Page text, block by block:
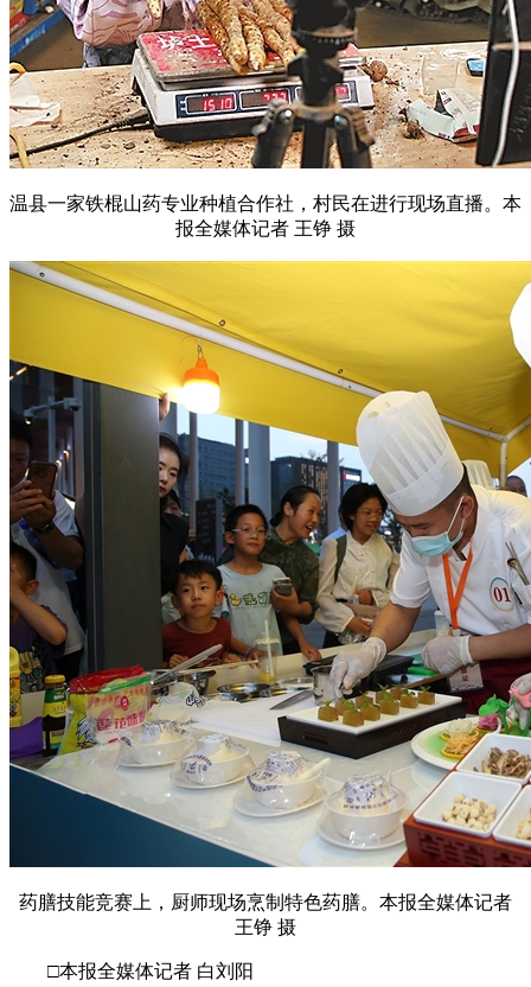
温县一家铁棍山药专业种植合作社，村民在进行现场直播。本
报全媒体记者 王铮 摄
药膳技能竞赛上，厨师现场烹制特色药膳。本报全媒体记者
王铮 摄
□本报全媒体记者 白刘阳